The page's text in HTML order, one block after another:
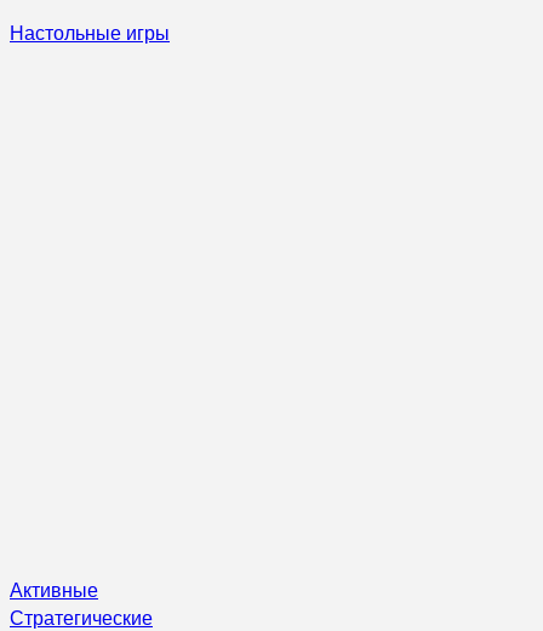
Настольные игры
Активные
Стратегические